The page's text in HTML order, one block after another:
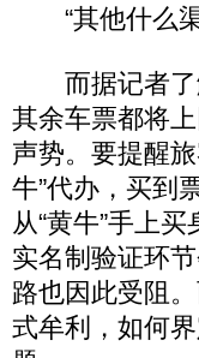
“其他什么
而据记者了
其余车票都将
声势。要提醒
牛”代办，买到
从“黄牛”手上
实名制验证环
路也因此受阻
式牟利，如何